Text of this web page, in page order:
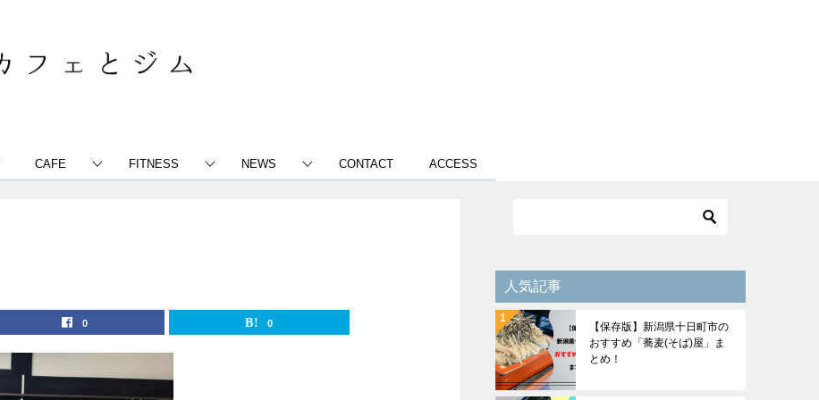
CAFE FITNESS NEWS CONTACT ACCESS
0 0
人気記事
【保存版】新潟県十日町市の
おすすめ「蕎麦(そば)屋」ま
とめ！